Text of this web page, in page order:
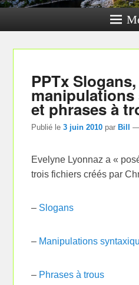
PPTx Slogans,
et phrases à
Publié le3 juin 2010 par Bill
Evelyne Lyonnaz a «
trois fichiers créés par
– Slogans
– Manipulations
– Phrases à trous